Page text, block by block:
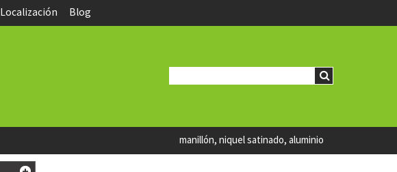
manillón, niquel satinado, aluminio
Localización Blog